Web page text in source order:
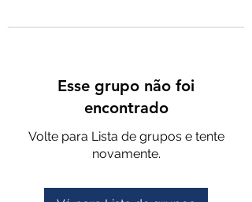
Esse grupo não foi
encontrado
Volte para Lista de grupos e tente
novamente.